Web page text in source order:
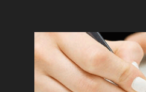
CRISIS
DIVORCIO Y NULIDAD
El contenido mínimo
Familiares